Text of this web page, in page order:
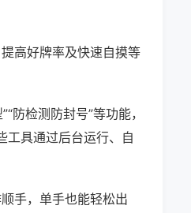
高好牌率及快速自摸等
防检测防封号”等功能，
工具通过后台运行、自
手，单手也能轻松出